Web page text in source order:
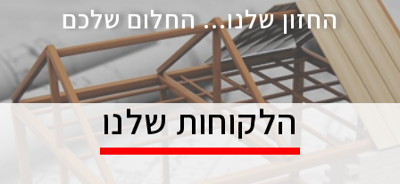
החזון שלנו... החלום שלכם
הלקוחות שלנו